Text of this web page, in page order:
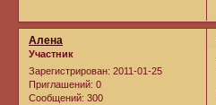
Алена
Участник
Зарегистрирован: 2011-01-25
Приглашений: 0
Сообщений: 300